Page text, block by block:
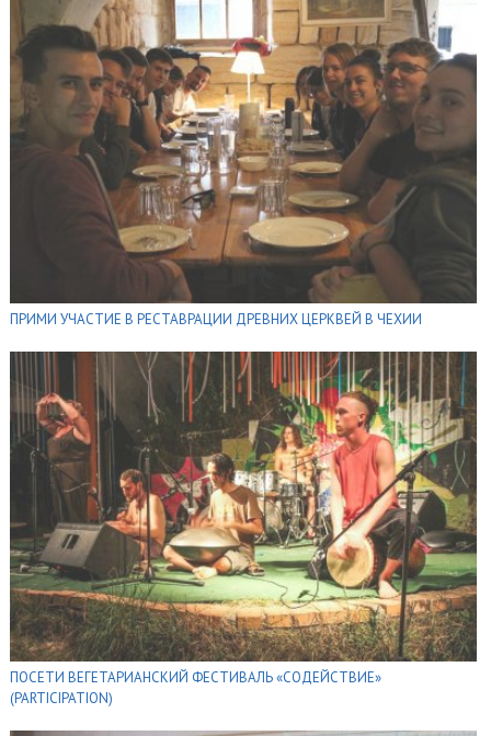
ПРИМИ УЧАСТИЕ В РЕСТАВРАЦИИ ДРЕВНИХ ЦЕРКВЕЙ В ЧЕХИИ
ПОСЕТИ ВЕГЕТАРИАНСКИЙ ФЕСТИВАЛЬ «СОДЕЙСТВИЕ»
(PARTICIPATION)